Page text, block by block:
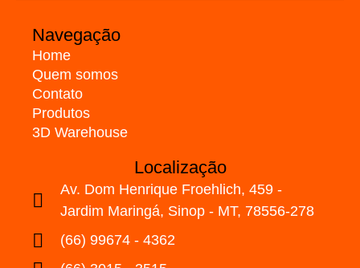
Navegação
Home
Quem somos
Contato
Produtos
3D Warehouse
Localização
Av. Dom Henrique Froehlich, 459 -
Jardim Maringá, Sinop - MT, 78556-278
(66) 99674 - 4362